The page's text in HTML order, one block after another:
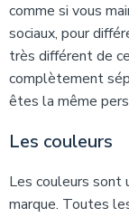
comme si vous
sociaux, pour
très différent de
complètement
êtes la même
Les couleurs
Les couleurs sont
marque. Toutes